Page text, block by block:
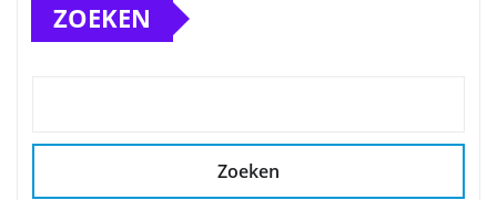
ZOEKEN
Zoeken